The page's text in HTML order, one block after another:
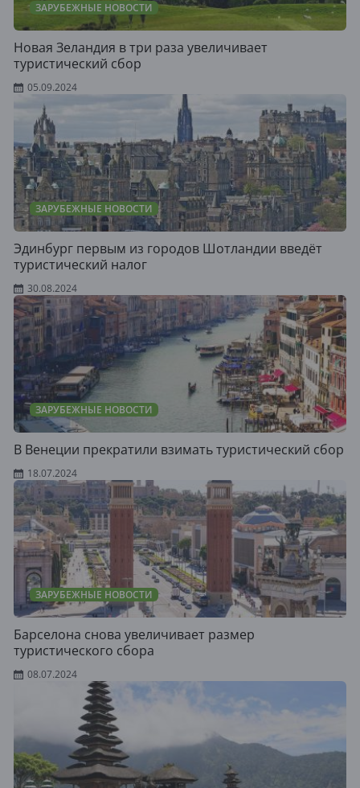
ЗАРУБЕЖНЫЕ НОВОСТИ
Новая Зеландия в три раза увеличивает
туристический сбор
05.09.2024
ЗАРУБЕЖНЫЕ НОВОСТИ
Эдинбург первым из городов Шотландии введёт
туристический налог
30.08.2024
ЗАРУБЕЖНЫЕ НОВОСТИ
В Венеции прекратили взимать туристический сбор
18.07.2024
ЗАРУБЕЖНЫЕ НОВОСТИ
Барселона снова увеличивает размер
туристического сбора
08.07.2024